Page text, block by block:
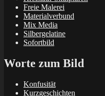
Freie Malerei
Materialverbund
Mix Media
Silbergelatine
Sofortbild
Worte zum Bild
Konfusität
Kurzgeschichten